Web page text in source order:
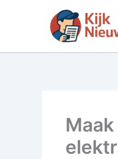
inhoud